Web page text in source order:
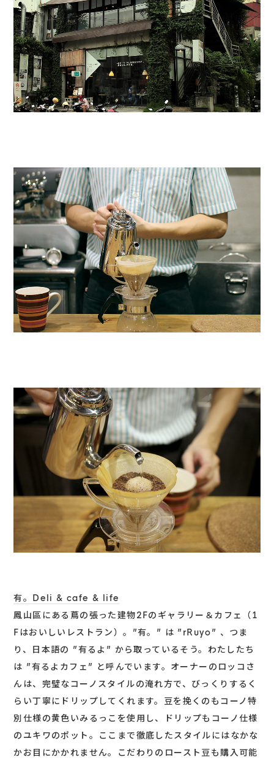
有。Deli & cafe & life
鳳山區にある蔦の張った建物2Fのギャラリー＆カフェ（1
Fはおいしいレストラン）。”有。” は ”rRuyo” 、つま
り、日本語の ”有るよ” から取っているそう。わたしたち
は ”有るよカフェ” と呼んでいます。オーナーのロッコさ
んは、完璧なコーノスタイルの淹れ方で、びっくりするく
らい丁寧にドリップしてくれます。豆を挽くのもコーノ特
別仕様の黄色いみるっこを使用し、ドリップもコーノ仕様
のユキワのポット。ここまで徹底したスタイルにはなかな
かお目にかかれません。こだわりのロースト豆も購入可能